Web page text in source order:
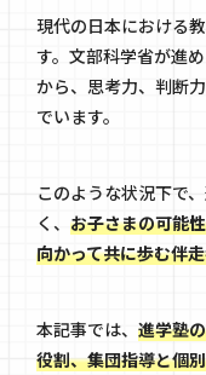
現代の日本における
す。文部科学省が進
から、思考力、判断
でいます。
このような状況下で
く、 お子さまの可能
向かって共に歩む伴
本記事では、 進学塾
役割、集団指導と個